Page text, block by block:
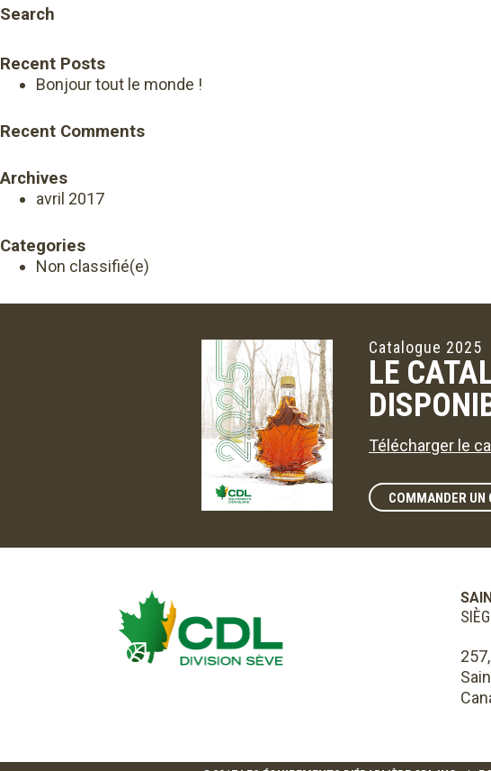
Search
Recent Posts
Bonjour tout le monde !
Recent Comments
Archives
avril 2017
Categories
Non classifié(e)
Catalogue 2025
LE
Télécharger le
COMMANDER UN